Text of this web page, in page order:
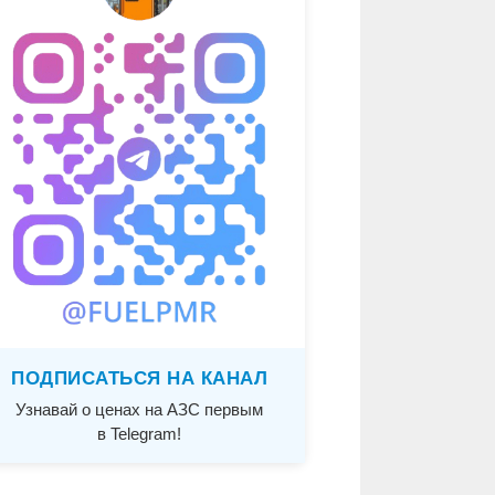
ПОДПИСАТЬСЯ НА КАНАЛ
Узнавай о ценах на АЗС первым
в Telegram!